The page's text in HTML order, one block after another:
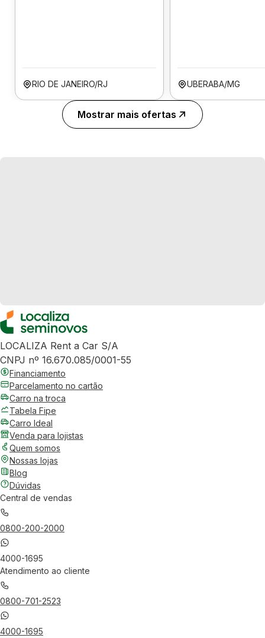
RIO DE JANEIRO/RJ UBERABA/MG
Mostrar mais ofertas
LOCALIZA Rent a Car S/A
CNPJ nº 16.670.085/0001-55
Financiamento
Parcelamento no cartão
Carro na troca
Tabela Fipe
Carro Ideal
Venda para lojistas
Quem somos
Nossas lojas
Blog
Dúvidas
Central de vendas
0800-200-2000
4000-1695
Atendimento ao cliente
0800-701-2523
4000-1695